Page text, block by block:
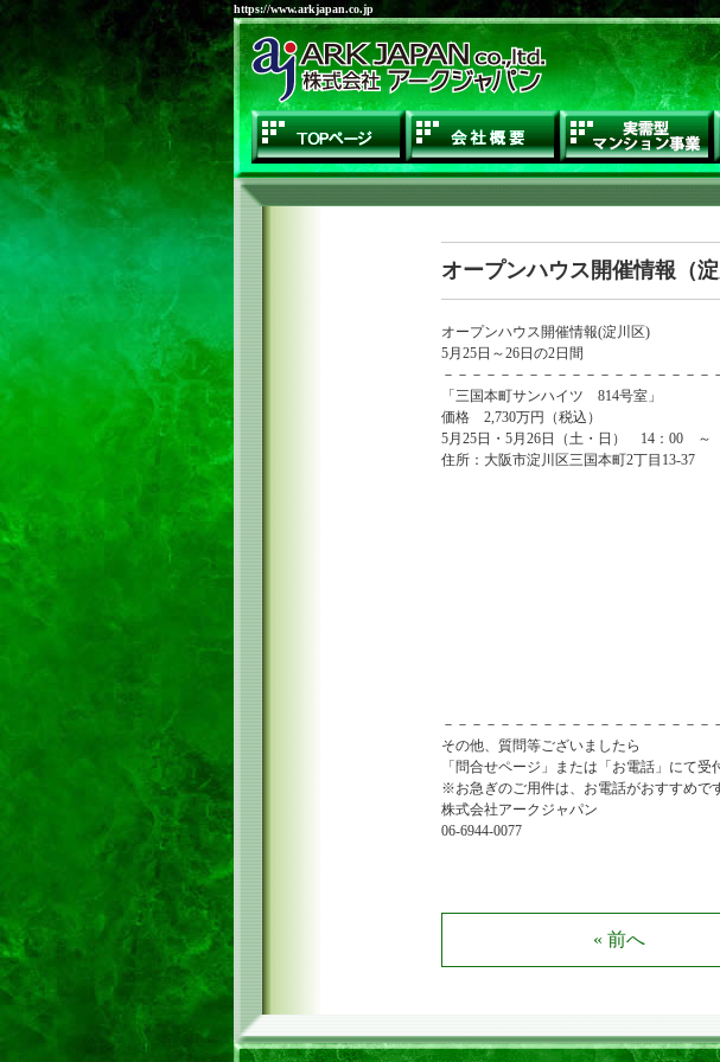
https://www.arkjapan.co.jp
TOPページ 会社概要
オープンハウス開催情報（淀
オープンハウス開催情報(淀川区)
5月25日～26日の2日間
－－－－－－－－－－－－－－－－－－
「三国本町サンハイツ 814号室」
価格 2,730万円（税込）
5月25日・5月26日（土・日） 14：00 ～
住所：大阪市淀川区三国本町2丁目13-37
－－－－－－－－－－－－－－－－－－
その他、質問等ございましたら
「問合せページ」または「お電話」にて受
※お急ぎのご用件は、お電話がおすすめで
株式会社アークジャパン
06-6944-0077
« 前へ